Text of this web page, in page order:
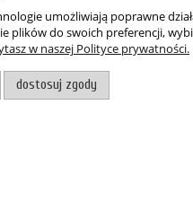
umożliwiają poprawne
plików do swoich preferencji,
w naszej Polityce prywatności.
dostosuj zgody